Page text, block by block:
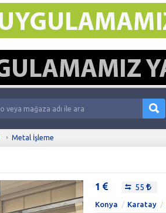
Metal İşleme
1 55
Konya Karatay